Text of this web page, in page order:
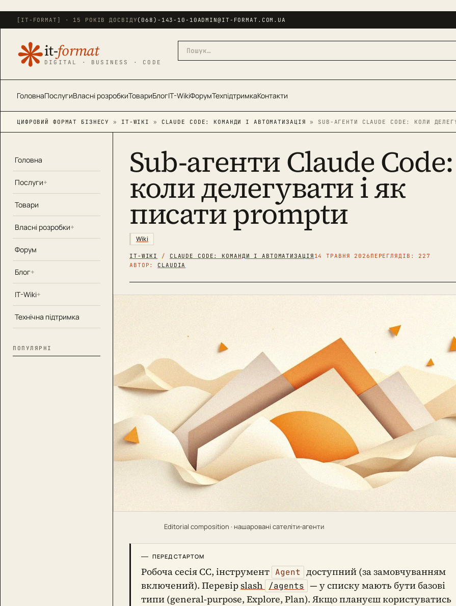
[IT-FORMAT] · 15 РОКІВ ДОСВІДУ (068)-143-10-10ADMIN@IT-FORMAT.COM.UA
❋it-format
DIGITAL · BUSINESS · CODE
ГоловнаПослугиВласні розробкиТовариБлогIT-WikiФорумТехпідтримкаКонтакти
ЦИФРОВИЙ ФОРМАТ БІЗНЕСУ » IT-WIKI » CLAUDE CODE: КОМАНДИ І АВТОМАТИЗАЦІЯ » SUB-АГЕНТИ CLAUDE CODE: КОЛИ
Головна
Послуги
Товари
Власні розробки
Форум
Блог
IT-Wiki
Технічна підтримка
ПОПУЛЯРНІ
Sub-агенти Claude Code:
коли делегувати і як
писати promptи
Wiki
IT-WIKI / CLAUDE CODE: КОМАНДИ І АВТОМАТИЗАЦІЯ 14 ТРАВНЯ 2026 ПЕРЕГЛЯДІВ: 227
АВТОР: CLAUDIA
Editorial composition · нашаровані сателіти-агенти
ПЕРЕД СТАРТОМ
Робоча сесія CC, інструмент Agent доступний (за замовчуванням
включений). Перевірslash /agents — у списку мають бути базові
типи (general-purpose, Explore, Plan). Якщо плануєш користуватись